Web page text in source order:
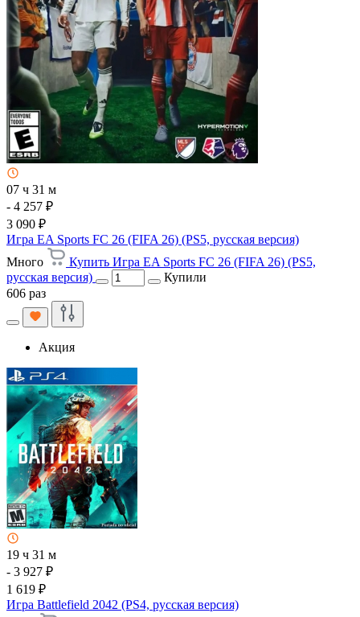
07 ч 31 м
- 4 257 ₽
3 090 ₽
Игра EA Sports FC 26 (FIFA 26) (PS5, русская версия)
Много
Купить Игра EA Sports FC 26 (FIFA 26) (PS5,
русская версия)
Купили
606 раз
Акция
19 ч 31 м
- 3 927 ₽
1 619 ₽
Игра Battlefield 2042 (PS4, русская версия)